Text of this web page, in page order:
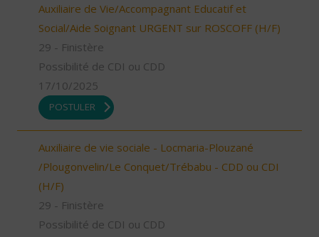
Auxiliaire de Vie/Accompagnant Educatif et
Social/Aide Soignant URGENT sur ROSCOFF (H/F)
29 - Finistère
Possibilité de CDI ou CDD
17/10/2025
POSTULER
Auxiliaire de vie sociale - Locmaria-Plouzané
/Plougonvelin/Le Conquet/Trébabu - CDD ou CDI
(H/F)
29 - Finistère
Possibilité de CDI ou CDD